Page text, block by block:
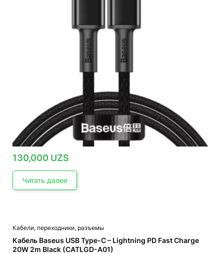
130,000 UZS
Читать далее
Кабели, переходники, разъемы
Кабель Baseus USB Type-C – Lightning PD Fast Charge
20W 2m Black (CATLGD-A01)